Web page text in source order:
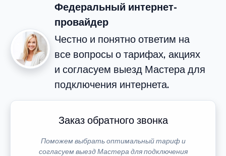
Федеральный интернет-
провайдер
Честно и понятно ответим на
все вопросы о тарифах, акциях
и согласуем выезд Мастера для
подключения интернета.
Заказ обратного звонка
Поможем выбрать оптимальный тариф и
согласуем выезд Мастера для подключения